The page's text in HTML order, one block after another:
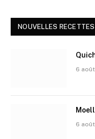
NOUVELLES RECETTES
6
6